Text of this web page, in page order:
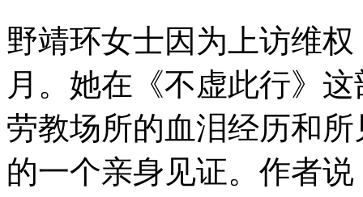
野靖环女士因为上访维
月。她在《不虚此行》
劳教场所的血泪经历和
的一个亲身见证。作者